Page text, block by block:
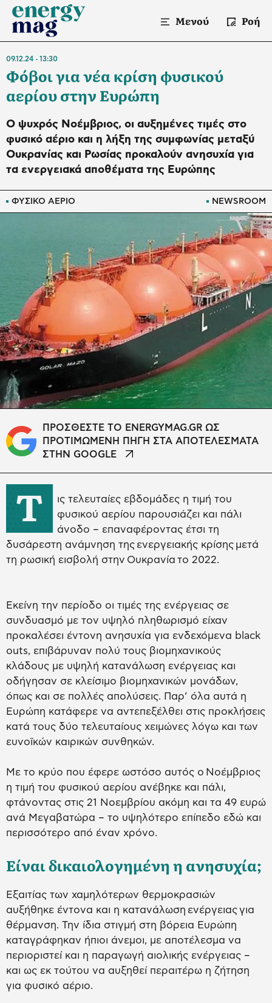
Μενού Ροή
ΦΥΣΙΚΟ ΑΕΡΙΟ NEWSROOM
09.12.24 13:30
Φόβοι για νέα κρίση φυσικού
αερίου στην Ευρώπη
Ο ψυχρός Νοέμβριος, οι αυξημένες τιμές στο
φυσικό αέριο και η λήξη της συμφωνίας μεταξύ
Ουκρανίας και Ρωσίας προκαλούν ανησυχία για
τα ενεργειακά αποθέματα της Ευρώπης
ΠΡΟΣΘΕΣΤΕ ΤΟ ENERGYMAG.GR ΩΣ
ΠΡΟΤΙΜΩΜΕΝΗ ΠΗΓΗ ΣΤΑ ΑΠΟΤΕΛΕΣΜΑΤΑ
ΣΤΗΝ GOOGLE
Τ
ις τελευταίες εβδομάδες η τιμή του
φυσικού αερίου παρουσιάζει και πάλι
άνοδο – επαναφέροντας έτσι τη
δυσάρεστη ανάμνηση της ενεργειακής κρίσης μετά
τη ρωσική εισβολή στην Ουκρανία το 2022.
Εκείνη την περίοδο οι τιμές της ενέργειας σε
συνδυασμό με τον υψηλό πληθωρισμό είχαν
προκαλέσει έντονη ανησυχία για ενδεχόμενα black
outs, επιβάρυναν πολύ τους βιομηχανικούς
κλάδους με υψηλή κατανάλωση ενέργειας και
οδήγησαν σε κλείσιμο βιομηχανικών μονάδων,
όπως και σε πολλές απολύσεις. Παρ’ όλα αυτά η
Ευρώπη κατάφερε να αντεπεξέλθει στις προκλήσεις
κατά τους δύο τελευταίους χειμώνες λόγω και των
ευνοϊκών καιρικών συνθηκών.
Με το κρύο που έφερε ωστόσο αυτός ο Νοέμβριος
η τιμή του φυσικού αερίου ανέβηκε και πάλι,
φτάνοντας στις 21 Νοεμβρίου ακόμη και τα 49 ευρώ
ανά Μεγαβατώρα – το υψηλότερο επίπεδο εδώ και
περισσότερο από έναν χρόνο.
Είναι δικαιολογημένη η ανησυχία;
Εξαιτίας των χαμηλότερων θερμοκρασιών
αυξήθηκε έντονα και η κατανάλωση ενέργειας για
θέρμανση. Την ίδια στιγμή στη βόρεια Ευρώπη
καταγράφηκαν ήπιοι άνεμοι, με αποτέλεσμα να
περιοριστεί και η παραγωγή αιολικής ενέργειας –
και ως εκ τούτου να αυξηθεί περαιτέρω η ζήτηση
για φυσικό αέριο.